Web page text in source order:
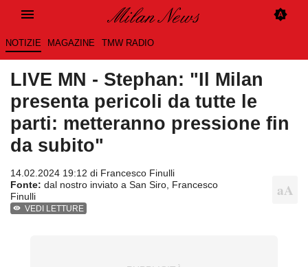
NOTIZIE MAGAZINE TMW RADIO
LIVE MN - Stephan: "Il Milan
presenta pericoli da tutte le
parti: metteranno pressione fin
da subito"
14.02.2024 19:12 di Francesco Finulli
Fonte: dal nostro inviato a San Siro, Francesco
Finulli
VEDI LETTURE